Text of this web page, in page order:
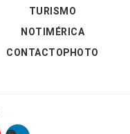
TURISMO
NOTIMÉRICA
CONTACTOPHOTO